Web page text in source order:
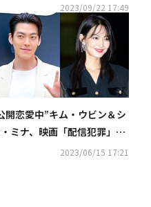
2023/09/22 17:49
開恋愛中”キム・ウビン＆シ
ミナ、映画「配信犯罪」の
試写会に揃って出席…SNS
2023/06/15 17:21